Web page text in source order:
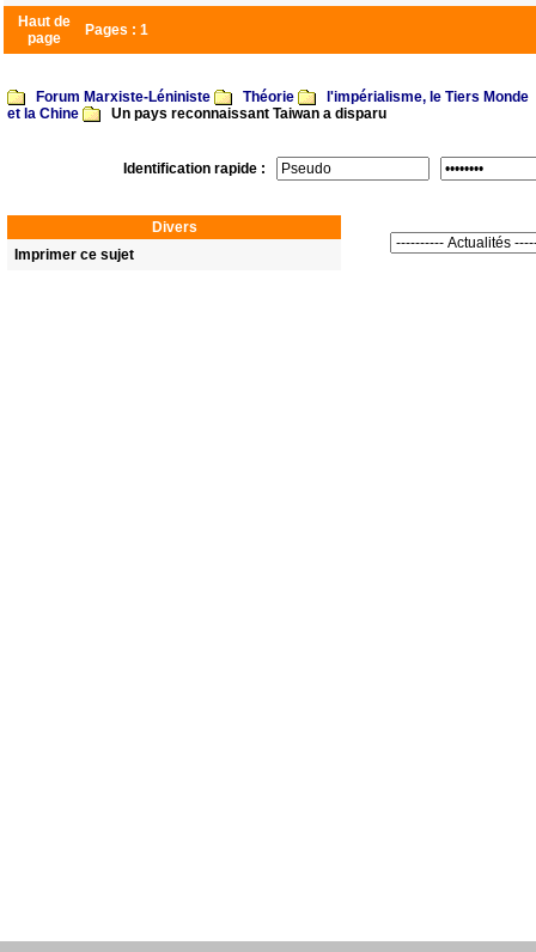
Haut de
page
Pages : 1
Forum Marxiste-Léniniste Théorie
l'impérialisme, le Tiers Monde
et la Chine
Un pays reconnaissant Taiwan a disparu
Identification rapide :
Divers
Imprimer ce sujet